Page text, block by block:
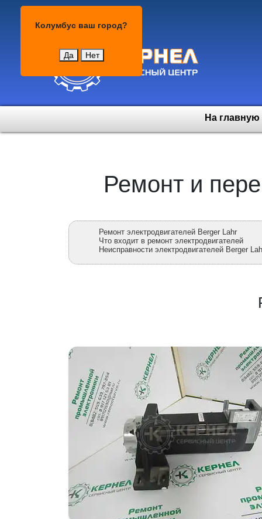
Колумбус ваш город?
Да Нет
На главную
Ремонт и
Ремонт электродвигателей Berger Lahr
Что входит в ремонт электродвигателей
Неисправности электродвигателей Berger